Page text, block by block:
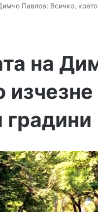
Павлов: Всичко,
на
градини